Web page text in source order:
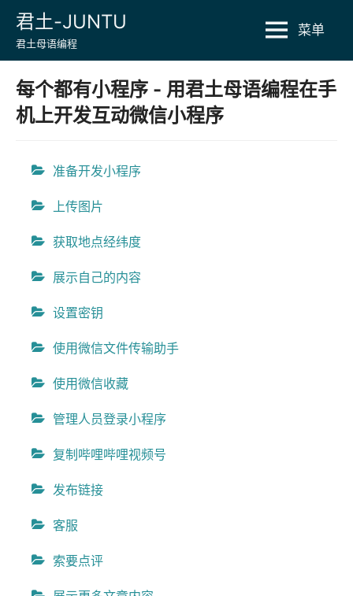
Skip君土-JUNTU
君土母语编程
菜单
每个都有小程序 - 用君土母语编程在手
机上开发互动微信小程序
准备开发小程序
上传图片
获取地点经纬度
展示自己的内容
设置密钥
使用微信文件传输助手
使用微信收藏
管理人员登录小程序
复制哔哩哔哩视频号
发布链接
客服
索要点评